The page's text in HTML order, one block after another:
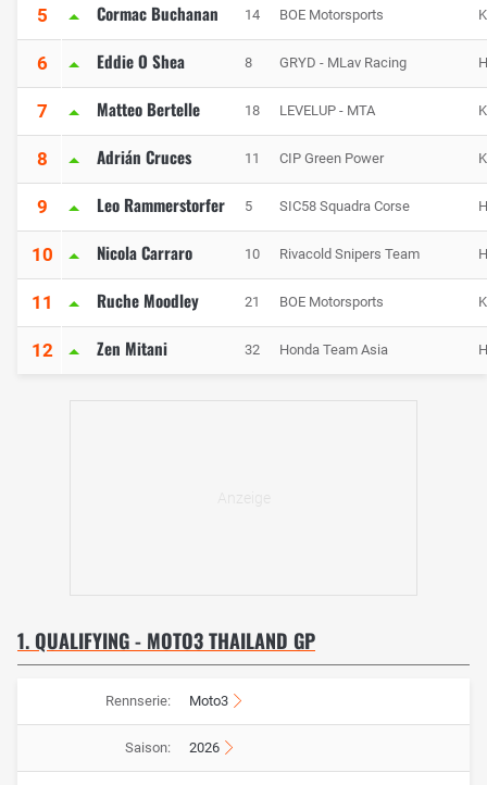
5 Cormac Buchanan 14 BOE Motorsports
6 Eddie O Shea 8 GRYD - MLav Racing
7 Matteo Bertelle 18 LEVELUP - MTA
8 Adrián Cruces 11 CIP Green Power
9 Leo Rammerstorfer 5 SIC58 Squadra Corse
10 Nicola Carraro 10 Rivacold Snipers Team
11 Ruche Moodley 21 BOE Motorsports
12 Zen Mitani 32 Honda Team Asia
1. QUALIFYING - MOTO3 THAILAND GP
Rennserie: Moto3
Saison: 2026